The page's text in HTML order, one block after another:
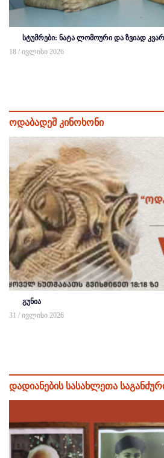
სტუმრები: ნატა ლომოური და ზვიად
18 / ივლისი 2026
ოდაბადეშ კინოხონი
გუნია
31 / ივლისი 2026
დადიანების სასახლეთა